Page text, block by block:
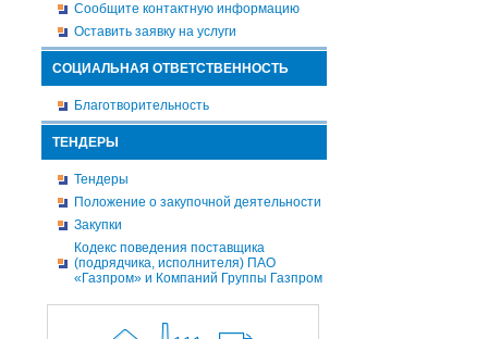
Сообщите контактную информацию
Оставить заявку на услуги
СОЦИАЛЬНАЯ ОТВЕТСТВЕННОСТЬ
Благотворительность
ТЕНДЕРЫ
Тендеры
Положение о закупочной деятельности
Закупки
Кодекс поведения поставщика
(подрядчика, исполнителя) ПАО
«Газпром» и Компаний Группы Газпром